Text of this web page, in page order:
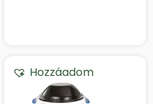
Hozzáadom